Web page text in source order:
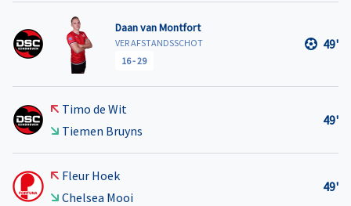
Daan van Montfort
VER AFSTANDSSCHOT
16-29
49'
Timo de Wit
Tiemen Bruyns
49'
Fleur Hoek
Chelsea Mooi
49'